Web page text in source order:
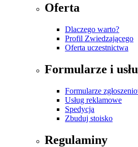
Oferta
Dlaczego warto?
Profil Zwiedzającego
Oferta uczestnictwa
Formularze i
Formularze
Usług reklamowe
Spedycja
Zbuduj stoisko
Regulaminy